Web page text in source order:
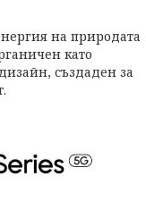
на природата
като
създаден за